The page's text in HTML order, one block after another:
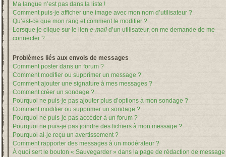
Ma langue n’est pas dans la liste !
Comment puis-je afficher une image avec mon nom d’utilisateur ?
Qu’est-ce que mon rang et comment le modifier ?
Lorsque je clique sur le lien e-mail d’un utilisateur, on me demande de me
connecter ?
Problèmes liés aux envois de messages
Comment poster dans un forum ?
Comment modifier ou supprimer un message ?
Comment ajouter une signature à mes messages ?
Comment créer un sondage ?
Pourquoi ne puis-je pas ajouter plus d’options à mon sondage ?
Comment modifier ou supprimer un sondage ?
Pourquoi ne puis-je pas accéder à un forum ?
Pourquoi ne puis-je pas joindre des fichiers à mon message ?
Pourquoi ai-je reçu un avertissement ?
Comment rapporter des messages à un modérateur ?
À quoi sert le bouton « Sauvegarder » dans la page de rédaction de message